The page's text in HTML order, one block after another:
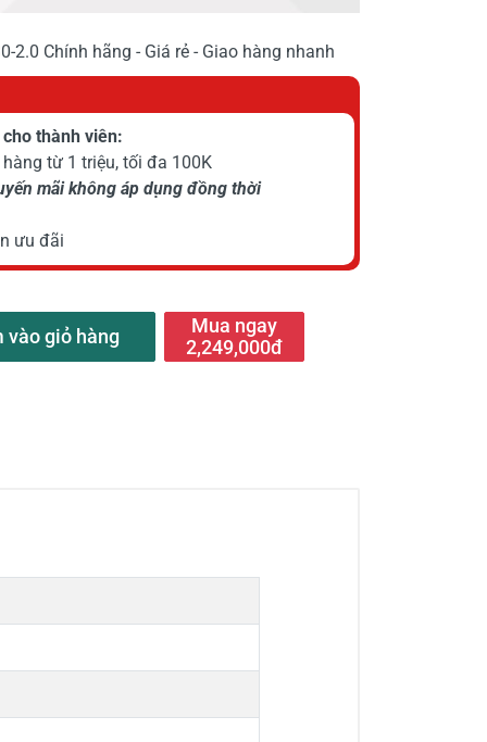
2.0 Chính hãng - Giá rẻ - Giao hàng nhanh
thành viên:
từ 1 triệu, tối đa 100K
mãi không áp dụng đồng thời
ưu đãi
vào giỏ hàng
Mua ngay
2,249,000đ